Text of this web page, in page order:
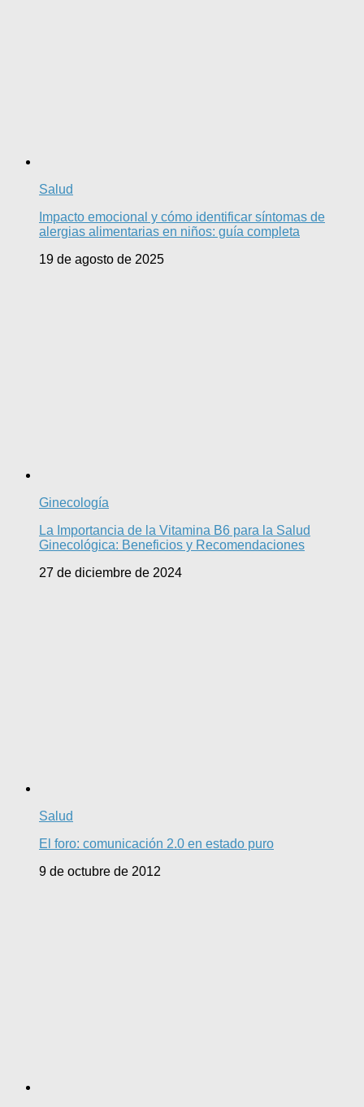
Salud
Impacto emocional y cómo identificar síntomas de
alergias alimentarias en niños: guía completa
19 de agosto de 2025
Ginecología
La Importancia de la Vitamina B6 para la Salud
Ginecológica: Beneficios y Recomendaciones
27 de diciembre de 2024
Salud
El foro: comunicación 2.0 en estado puro
9 de octubre de 2012